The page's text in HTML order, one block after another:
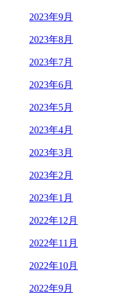
2023年9月
2023年8月
2023年7月
2023年6月
2023年5月
2023年4月
2023年3月
2023年2月
2023年1月
2022年12月
2022年11月
2022年10月
2022年9月